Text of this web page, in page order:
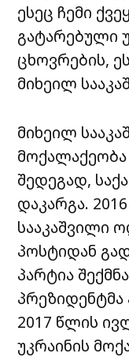
ესეც ჩემი
გატარებული
ცხოვრების,
მიხეილ
მიხეილ
შედეგად,
დაკარგა.
სააკაშვილი
პოსტიდან
პარტია
2017 წლის
უკრაინის